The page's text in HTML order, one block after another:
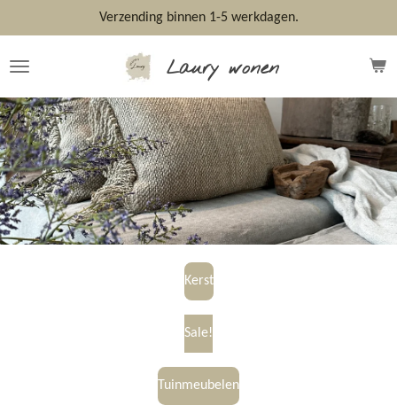
direct
naar
hoofdinhoud
Laury wonen
Verzending binnen 1-5 werkdagen.
Kerst
Sale!
Tuinmeubelen